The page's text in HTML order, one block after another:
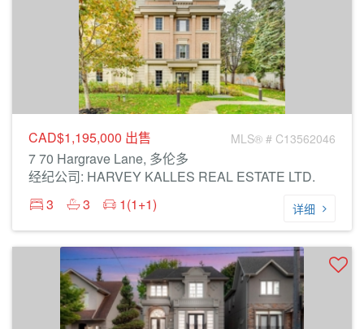
CAD$1,195,000 出售 MLS® # C13562046
7 70 Hargrave Lane, 多伦多
经纪公司: HARVEY KALLES REAL ESTATE LTD.
3
3 1(1+1) 详细